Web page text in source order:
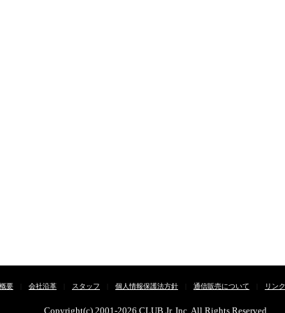
要 会社沿革 スタッフ 個人情報保護法方針 通信販売について リン
Copyright(c) 2001-2026 CLUB Jr. Inc. All Rights Reserved.